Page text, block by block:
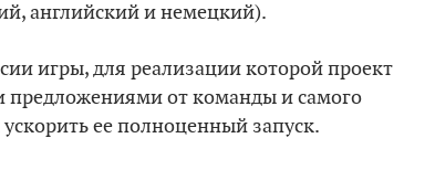
английский и немецкий).
игры, для реализации которой проект
предложениями от команды и самого
ее полноценный запуск.